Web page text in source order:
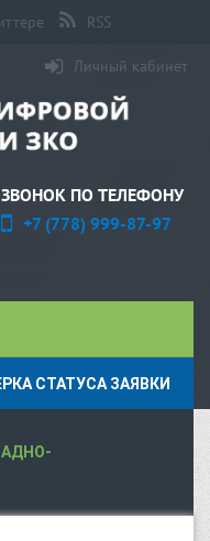
RSS
Личный кабинет
ЗВОНОК ПО ТЕЛЕФОНУ
+7 (778) 999-87-97
СТАТУСА ЗАЯВКИ